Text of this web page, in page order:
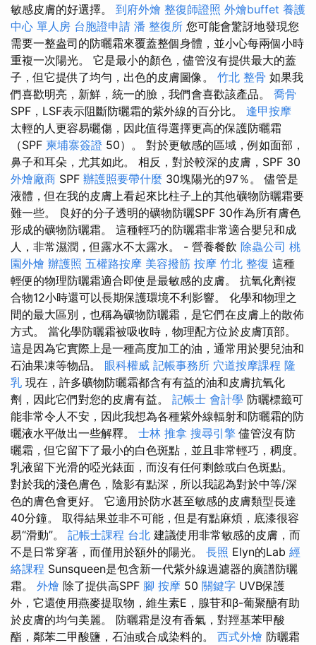
敏感皮膚的好選擇。 到府外燴 整復師證照 外燴buffet 養護
中心 單人房 台胞證申請 潘 整復所 您可能會驚訝地發現您
需要一整盎司的防曬霜來覆蓋整個身體，並小心每兩個小時
重複一次陽光。 它是最小的顏色，儘管沒有提供最大的蓋
子，但它提供了均勻，出色的皮膚圖像。 竹北 整骨 如果我
們喜歡明亮，新鮮，統一的臉，我們會喜歡該產品。 喬骨
SPF，LSF表示阻斷防曬霜的紫外線的百分比。 逢甲按摩
太輕的人更容易曬傷，因此值得選擇更高的保護防曬霜
（SPF 柬埔寨簽證 50）。 對於更敏感的區域，例如面部，
鼻子和耳朵，尤其如此。 相反，對於較深的皮膚，SPF 30
外燴廠商 SPF 辦護照要帶什麼 30塊陽光的97％。 儘管是
液體，但在我的皮膚上看起來比柱子上的其他礦物防曬霜要
難一些。 良好的分子透明的礦物防曬SPF 30作為所有膚色
形成的礦物防曬霜。 這種輕巧的防曬霜非常適合嬰兒和成
人，非常濕潤，但露水不太露水。 - 營養餐飲 除蟲公司 桃
園外燴 辦護照 五權路按摩 美容撥筋 按摩 竹北 整復 這種
輕便的物理防曬霜適合即使是最敏感的皮膚。 抗氧化劑複
合物12小時還可以長期保護環境不利影響。 化學和物理之
間的最大區別，也稱為礦物防曬霜，是它們在皮膚上的散佈
方式。 當化學防曬霜被吸收時，物理配方位於皮膚頂部。
這是因為它實際上是一種高度加工的油，通常用於嬰兒油和
石油果凍等物品。 眼科權威 記帳事務所 穴道按摩課程 隆
乳 現在，許多礦物防曬霜都含有有益的油和皮膚抗氧化
劑，因此它們對您的皮膚有益。 記帳士 會計學 防曬標籤可
能非常令人不安，因此我想為各種紫外線輻射和防曬霜的防
曬液水平做出一些解釋。 士林 推拿 搜尋引擎 儘管沒有防
曬霜，但它留下了最小的白色斑點，並且非常輕巧，稠度。
乳液留下光滑的啞光錶面，而沒有任何剩餘或白色斑點。
對於我的淺色膚色，陰影有點深，所以我認為對於中等/深
色的膚色會更好。 它適用於防水甚至敏感的皮膚類型長達
40分鐘。 取得結果並非不可能，但是有點麻煩，底漆很容
易“滑動”。 記帳士課程 台北 建議使用非常敏感的皮膚，而
不是日常穿著，而僅用於額外的陽光。 長照 Elyn的Lab 經
絡課程 Sunsqueen是包含新一代紫外線過濾器的廣譜防曬
霜。 外燴 除了提供高SPF 腳 按摩 50 關鍵字 UVB保護
外，它還使用燕麥提取物，維生素E，腺苷和β-葡聚醣有助
於皮膚的均勻美麗。 防曬霜是沒有香氣，對羥基苯甲酸
酯，鄰苯二甲酸鹽，石油或合成染料的。 西式外燴 防曬霜